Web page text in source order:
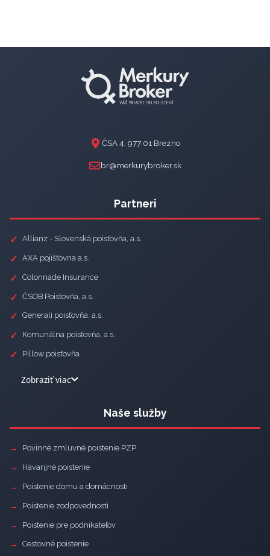
ČSA 4, 977 01 Brezno
br@merkurybroker.sk
Partneri
Allianz - Slovenská poisťovňa, a.s.
AXA pojišťovna a.s.
Colonnade Insurance
ČSOB Poisťovňa, a.s.
Generali poisťovňa, a.s.
Komunálna poisťovňa, a.s.
Pillow poisťovňa
Zobraziť viac
Naše služby
Povinné zmluvné poistenie PZP
Havarijné poistenie
Poistenie domu a domácnosti
Poistenie zodpovednosti
Poistenie pre podnikateľov
Cestovné poistenie